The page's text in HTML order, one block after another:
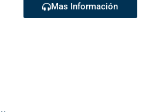
Mas Información